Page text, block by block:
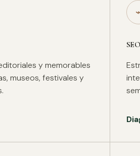
y memorables
museos, festivales y